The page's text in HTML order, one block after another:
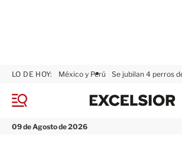
M
n
09 de Agosto de 2026
LO DE HOY: México y Perú Se jubilan 4 perros
x